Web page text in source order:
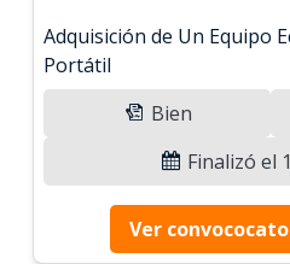
Adquisición de Un Equipo
Portátil
Bien
Finalizó el
Ver